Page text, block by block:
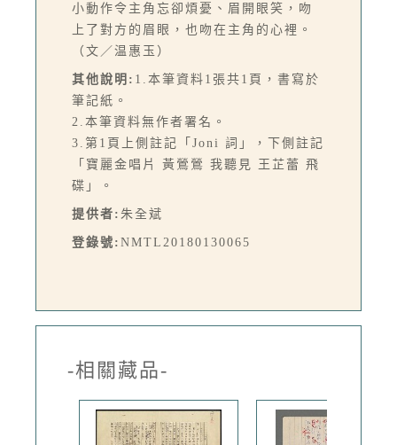
小動作令主角忘卻煩憂、眉開眼笑，吻
上了對方的眉眼，也吻在主角的心裡。
（文／温惠玉）
其他說明: 1.本筆資料1張共1頁，書寫於
筆記紙。
2.本筆資料無作者署名。
3.第1頁上側註記「Joni 詞」，下側註記
「寶麗金唱片 黃鶯鶯 我聽見 王芷蕾 飛
碟」。
提供者: 朱全斌
登錄號: NMTL20180130065
-相關藏品-